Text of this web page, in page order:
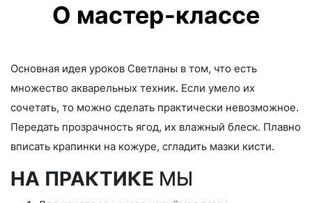
О мастер-классе
Основная идея уроков Светланы в том, что есть
множество акварельных техник. Если умело их
сочетать, то можно сделать практически невозможное.
Передать прозрачность ягод, их влажный блеск. Плавно
вписать крапинки на кожуре, сгладить мазки кисти.
НА ПРАКТИКЕ МЫ